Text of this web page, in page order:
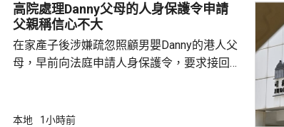
高院處理Danny父母的人身保護令申請
父親稱信心不大
在家產子後涉嫌疏忽照顧男嬰Danny的港人父
母，早前向法庭申請人身保護令，要求接回被
示，懷著戰戰兢兢的心情應付審訊，信心不
本地 1小時前